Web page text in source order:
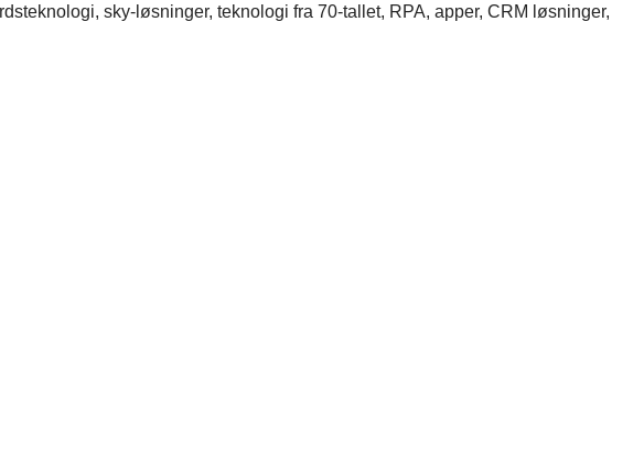
sky-løsninger, teknologi fra 70-tallet, RPA, apper, CRM løsninger,